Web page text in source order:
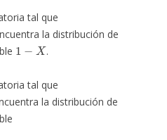
tal que
la distribución de
1−X
.
tal que
la distribución de